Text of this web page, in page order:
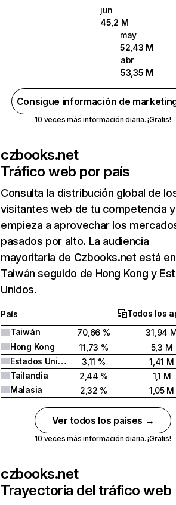
jun
45,2 M
may
52,43 M
abr
53,35 M
Consigue información de
10 veces más información diaria. ¡Gratis!
czbooks.net
Tráfico web por país
Consulta la distribución global de
visitantes web de tu competencia y
empieza a aprovechar los
pasados por alto. La audiencia
mayoritaria de Czbooks.net está en
Taiwán seguido de Hong Kong y
Unidos.
País
Todos los
Taiwán
70,66 %
31,94
Hong Kong
11,73 %
5,3 M
Estados Unidos
3,11 %
1,41 M
Tailandia
2,44 %
1,1 M
Malasia
2,32 % 1,05 M
Ver todos los países →
10 veces más información diaria. ¡Gratis!
czbooks.net
Trayectoria del tráfico web